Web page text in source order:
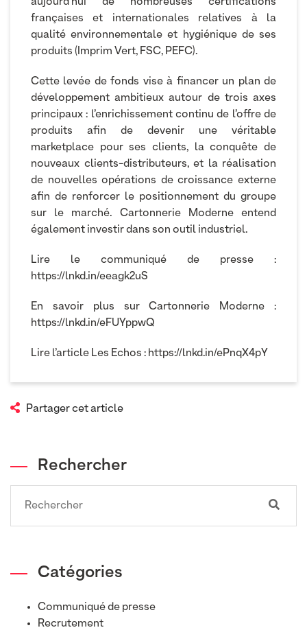
françaises et internationales relatives à la
qualité environnementale et hygiénique de ses
produits (Imprim Vert, FSC, PEFC).
Cette levée de fonds vise à financer un plan de
développement ambitieux autour de trois axes
principaux : l’enrichissement continu de l’offre de
produits afin de devenir une véritable
marketplace pour ses clients, la conquête de
nouveaux clients-distributeurs, et la réalisation
de nouvelles opérations de croissance externe
afin de renforcer le positionnement du groupe
sur le marché. Cartonnerie Moderne entend
également investir dans son outil industriel.
Lire le communiqué de presse :
https://lnkd.in/eeagk2uS
En savoir plus sur Cartonnerie Moderne :
https://lnkd.in/eFUYppwQ
Lire l’article Les Echos : https://lnkd.in/ePnqX4pY
Partager cet article
Rechercher
Catégories
Communiqué de presse
Recrutement